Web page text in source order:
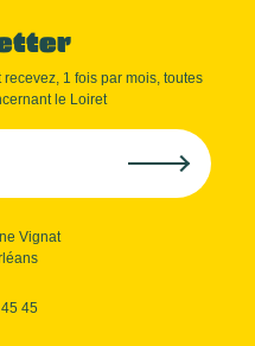
1 fois par mois, toutes
le Loiret
Vignat
45